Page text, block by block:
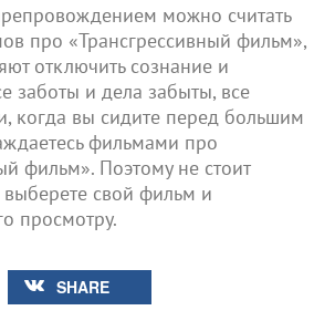
можно считать
про «Трансгрессивный фильм»,
отключить сознание и
заботы и дела забыты, все
когда вы сидите перед большим
фильмами про
фильм». Поэтому не стоит
выберете свой фильм и
просмотру.
SHARE